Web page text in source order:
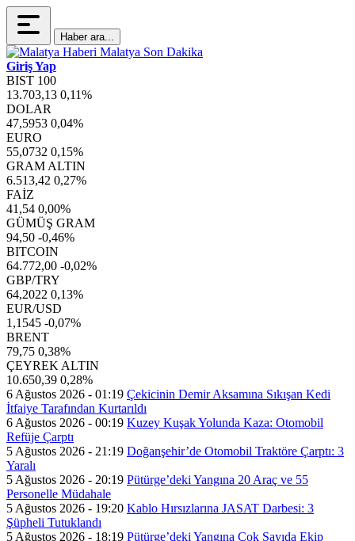
Haber ara...
Giriş Yap
BIST 100
13.703,13 0,11%
DOLAR
47,5953 0,04%
EURO
55,0732 0,15%
GRAM ALTIN
6.513,42 0,27%
FAİZ
41,54 0,00%
GÜMÜŞ GRAM
94,50 -0,46%
BITCOIN
64.772,00 -0,02%
GBP/TRY
64,2022 0,13%
EUR/USD
1,1545 -0,07%
BRENT
79,75 0,38%
ÇEYREK ALTIN
10.650,39 0,28%
6 Ağustos 2026 - 01:19 Çekicinin Demir Aksamına Sıkışan Kedi
İtfaiye Tarafından Kurtarıldı
6 Ağustos 2026 - 00:19 Kuzey Kuşak Yolunda Kaza: Otomobil
Refüje Çarptı
5 Ağustos 2026 - 21:19 Doğanşehir’de Otomobil Traktöre Çarptı: 3
Yaralı
5 Ağustos 2026 - 20:19 Pütürge’deki Yangına 20 Araç ve 55
Personelle Müdahale
5 Ağustos 2026 - 19:20 Kablo Hırsızlarına JASAT Darbesi: 3
Şüpheli Tutuklandı
5 Ağustos 2026 - 18:19 Pütürge’deki Yangına Çok Sayıda Ekip